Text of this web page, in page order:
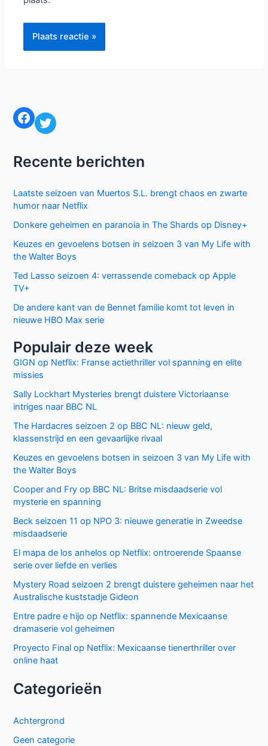
Facebook Twitter
Recente berichten
Laatste seizoen van Muertos S.L. brengt chaos en zwarte
humor naar Netflix
Donkere geheimen en paranoia in The Shards op Disney+
Keuzes en gevoelens botsen in seizoen 3 van My Life with
the Walter Boys
Ted Lasso seizoen 4: verrassende comeback op Apple
TV+
De andere kant van de Bennet familie komt tot leven in
nieuwe HBO Max serie
Populair deze week
GIGN op Netflix: Franse actiethriller vol spanning en elite
missies
Sally Lockhart Mysteries brengt duistere Victoriaanse
intriges naar BBC NL
The Hardacres seizoen 2 op BBC NL: nieuw geld,
klassenstrijd en een gevaarlijke rivaal
Keuzes en gevoelens botsen in seizoen 3 van My Life with
the Walter Boys
Cooper and Fry op BBC NL: Britse misdaadserie vol
mysterie en spanning
Beck seizoen 11 op NPO 3: nieuwe generatie in Zweedse
misdaadserie
El mapa de los anhelos op Netflix: ontroerende Spaanse
serie over liefde en verlies
Mystery Road seizoen 2 brengt duistere geheimen naar het
Australische kuststadje Gideon
Entre padre e hijo op Netflix: spannende Mexicaanse
dramaserie vol geheimen
Proyecto Final op Netflix: Mexicaanse tienerthriller over
online haat
Categorieën
Achtergrond
Geen categorie